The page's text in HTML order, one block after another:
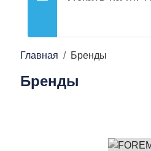
Главная Бренды
Бренды